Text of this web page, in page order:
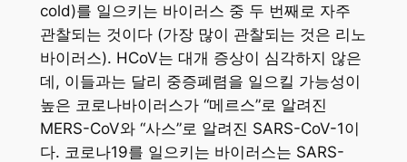
cold)를 일으키는 바이러스 중 두 번째로 자주
관찰되는 것이다 (가장 많이 관찰되는 것은 리노
바이러스). HCoV는 대개 증상이 심각하지 않은
데, 이들과는 달리 중증폐렴을 일으킬 가능성이
높은 코로나바이러스가 “메르스”로 알려진
MERS-CoV와 “사스”로 알려진 SARS-CoV-1이
다. 코로나19를 일으키는 바이러스는 SARS-